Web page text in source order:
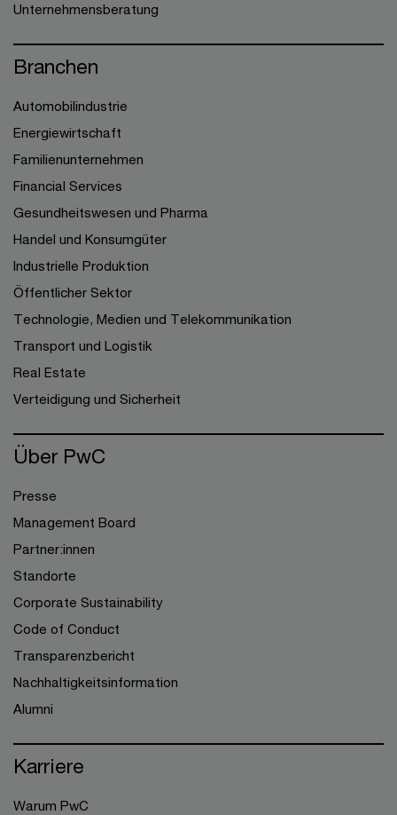
Unternehmensberatung
Branchen
Automobilindustrie
Energiewirtschaft
Familienunternehmen
Financial Services
Gesundheitswesen und Pharma
Handel und Konsumgüter
Industrielle Produktion
Öffentlicher Sektor
Technologie, Medien und Telekommunikation
Transport und Logistik
Real Estate
Verteidigung und Sicherheit
Über PwC
Presse
Management Board
Partner:innen
Standorte
Corporate Sustainability
Code of Conduct
Transparenzbericht
Nachhaltigkeitsinformation
Alumni
Karriere
Warum PwC